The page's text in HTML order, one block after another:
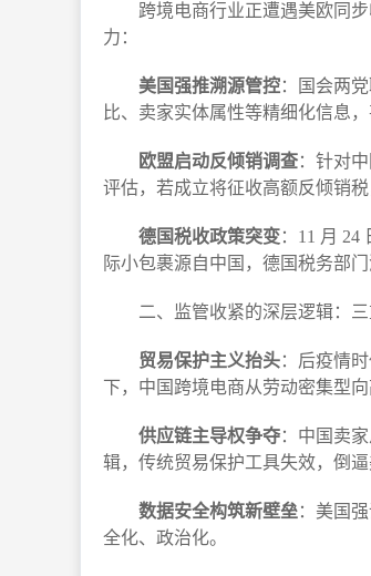
跨境电商行业正遭遇美欧同
力：​
美国强推溯源管控：国会两
比、卖家实体属性等精细化信息
欧盟启动反倾销调查：针对
评估，若成立将征收高额反倾销
德国税收政策突变：11 月 24
际小包裹源自中国，德国税务部
二、监管收紧的深层逻辑：
贸易保护主义抬头：后疫情
下，中国跨境电商从劳动密集型
供应链主导权争夺：中国卖
辑，传统贸易保护工具失效，倒逼
数据安全构筑新壁垒：美国
全化、政治化。​